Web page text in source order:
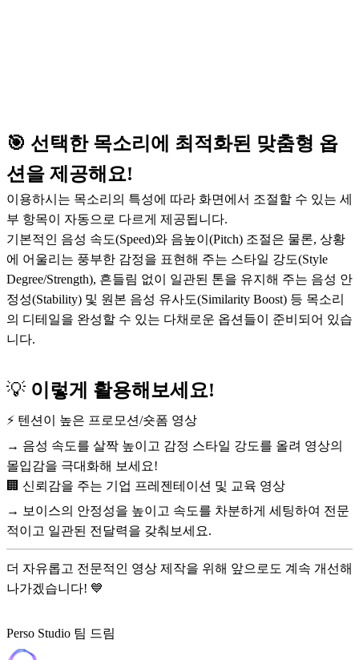
🎯 선택한 목소리에 최적화된 맞춤형 옵
션을 제공해요!
이용하시는 목소리의 특성에 따라 화면에서 조절할 수 있는 세
부 항목이 자동으로 다르게 제공됩니다.
기본적인 음성 속도(Speed)와 음높이(Pitch) 조절은 물론, 상황
에 어울리는 풍부한 감정을 표현해 주는 스타일 강도(Style
Degree/Strength), 흔들림 없이 일관된 톤을 유지해 주는 음성 안
정성(Stability) 및 원본 음성 유사도(Similarity Boost) 등 목소리
의 디테일을 완성할 수 있는 다채로운 옵션들이 준비되어 있습
니다.
💡 이렇게 활용해보세요!
⚡ 텐션이 높은 프로모션/숏폼 영상
→ 음성 속도를 살짝 높이고 감정 스타일 강도를 올려 영상의
몰입감을 극대화해 보세요!
🏢 신뢰감을 주는 기업 프레젠테이션 및 교육 영상
→ 보이스의 안정성을 높이고 속도를 차분하게 세팅하여 전문
적이고 일관된 전달력을 갖춰보세요.
더 자유롭고 전문적인 영상 제작을 위해 앞으로도 계속 개선해
나가겠습니다! 💙
Perso Studio 팀 드림